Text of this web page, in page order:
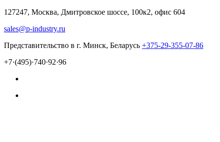
127247, Москва, Дмитровское шоссе, 100к2, офис 604
sales@p-industry.ru
Представительство в г. Минск, Беларусь +375-29-355-07-86
+7·(495)·740·92·96